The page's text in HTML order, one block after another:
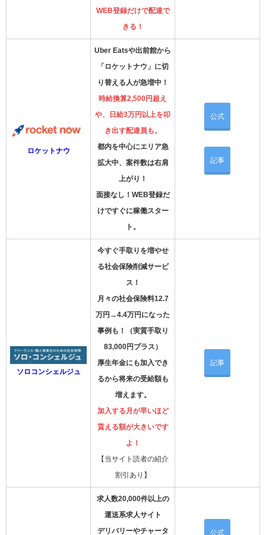
WEB登録だけで配達で
きる！
ロケットナウ
Uber Eatsや出前館から
「ロケットナウ」に切
り替える人が急増中！
時給換算2,500円超え
や、日給3万円以上を叩
き出す配達員も。
都内を中心にエリア急
拡大中、案件数は右肩
上がり！
面接なし！WEB登録だ
けですぐに稼働スター
ト。
公式
記事
ソロコンシェルジュ
今すぐ手取りを増やせ
る社会保険削減サービ
ス！
月々の社会保険料12.7
万円→4.4万円になった
事例も！（実質手取り
83,000円プラス）
厚生年金にも加入でき
るから将来の受給額も
増えます。
加入する月が早いほど
貰える額が大きいです
よ！
【当サイト読者の紹介
割引あり】
記事
求人数20,000件以上の
運送系求人サイト
デリバリーやチャータ 公式